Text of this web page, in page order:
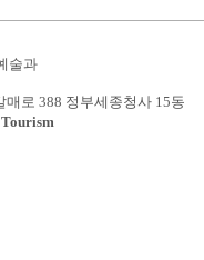
술과
로 388 정부세종청사 15동